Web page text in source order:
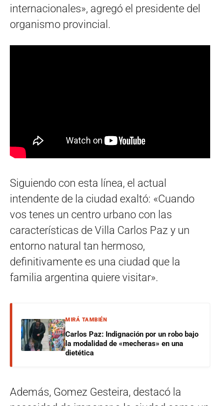
internacionales», agregó el presidente del
organismo provincial.
Siguiendo con esta línea, el actual
intendente de la ciudad exaltó: «Cuando
vos tenes un centro urbano con las
características de Villa Carlos Paz y un
entorno natural tan hermoso,
definitivamente es una ciudad que la
familia argentina quiere visitar».
MIRÁ TAMBIÉN
Carlos Paz: Indignación por un robo bajo
la modalidad de «mecheras» en una
dietética
Además, Gomez Gesteira, destacó la